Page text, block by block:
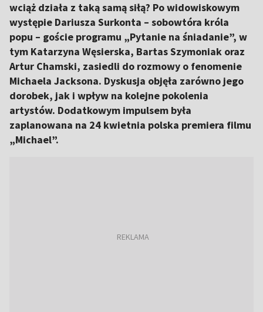
wciąż działa z taką samą siłą? Po widowiskowym
występie Dariusza Surkonta – sobowtóra króla
popu – goście programu „Pytanie na śniadanie”, w
tym Katarzyna Węsierska, Bartas Szymoniak oraz
Artur Chamski, zasiedli do rozmowy o fenomenie
Michaela Jacksona. Dyskusja objęła zarówno jego
dorobek, jak i wpływ na kolejne pokolenia
artystów. Dodatkowym impulsem była
zaplanowana na 24 kwietnia polska premiera filmu
„Michael”.